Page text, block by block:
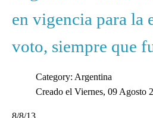
en vigencia para la
voto, siempre que
Category: Argentina
Creado el Viernes, 09 Agosto
8/8/13